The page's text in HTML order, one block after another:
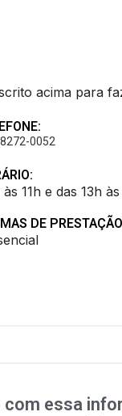
acima para
0052
11h e das 13h
DE
com essa